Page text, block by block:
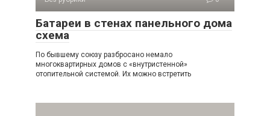
Батареи в стенах панельного дома
схема
По бывшему союзу разбросано немало
многоквартирных домов с «внутристенной»
отопительной системой. Их можно встретить